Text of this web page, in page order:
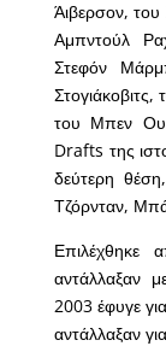
Άιβερσον,
Αμπντούλ
Στεφόν
του Μπεν
Drafts της
δεύτερη
Τζόρνταν,
αντάλλαξαν
2003 έφυγε
αντάλλαξαν